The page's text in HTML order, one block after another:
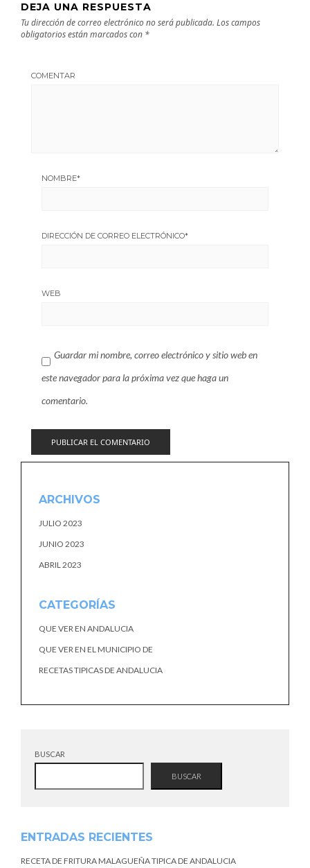
DEJA UNA RESPUESTA
Tu dirección de correo electrónico no será publicada. Los campos
obligatorios están marcados con *
COMENTAR
NOMBRE*
DIRECCIÓN DE CORREO ELECTRÓNICO*
WEB
Guardar mi nombre, correo electrónico y sitio web en
este navegador para la próxima vez que haga un
comentario.
ARCHIVOS
JULIO 2023
JUNIO 2023
ABRIL 2023
CATEGORÍAS
QUE VER EN ANDALUCIA
QUE VER EN EL MUNICIPIO DE
RECETAS TIPICAS DE ANDALUCIA
BUSCAR
BUSCAR
ENTRADAS RECIENTES
RECETA DE FRITURA MALAGUEÑA TIPICA DE ANDALUCIA